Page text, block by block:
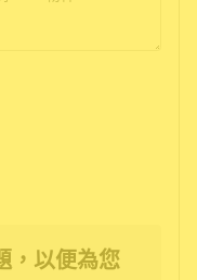
，以便為您